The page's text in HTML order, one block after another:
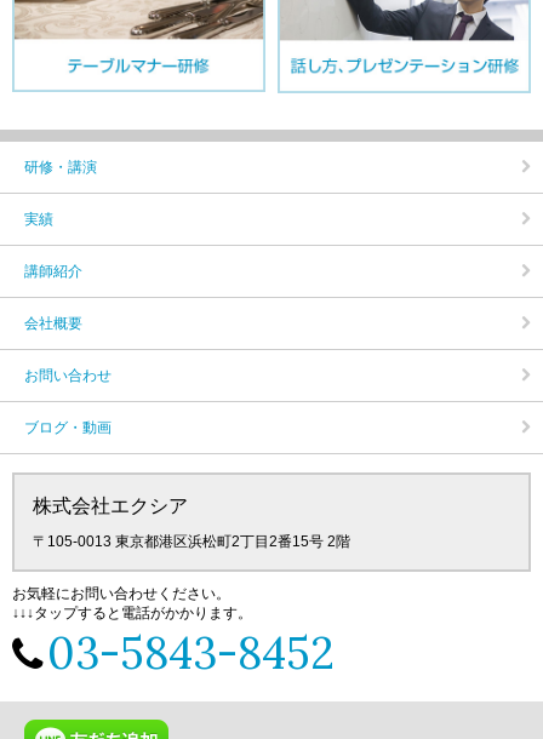
研修・講演
実績
講師紹介
会社概要
お問い合わせ
ブログ・動画
株式会社エクシア
〒105‐0013 東京都港区浜松町2丁目2番15号 2階
お気軽にお問い合わせください。
↓↓↓タップすると電話がかかります。
03-5843-8452